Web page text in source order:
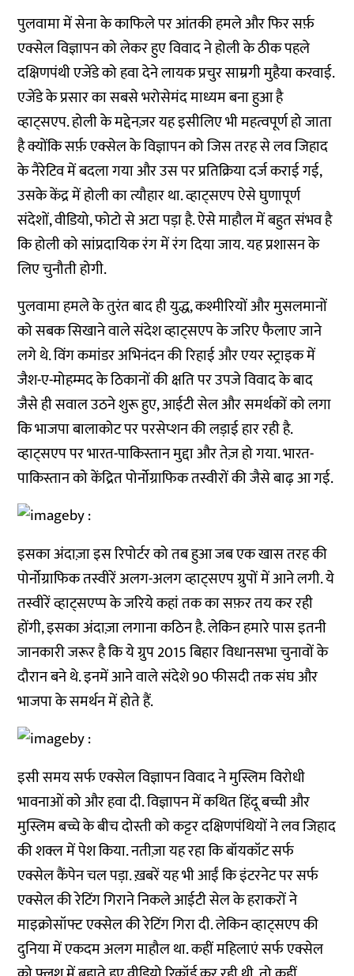
पुलवामा में सेना के काफिले पर आंतकी हमले और फिर सर्फ़
एक्सेल विज्ञापन को लेकर हुए विवाद ने होली के ठीक पहले
दक्षिणपंथी एजेंडे को हवा देने लायक प्रचुर साम्रगी मुहैया करवाई.
एजेंडे के प्रसार का सबसे भरोसेमंद माध्यम बना हुआ है
व्हाट्सएप. होली के मद्देनज़र यह इसीलिए भी महत्वपूर्ण हो जाता
है क्योंकि सर्फ़ एक्सेल के विज्ञापन को जिस तरह से लव जिहाद
के नैरेटिव में बदला गया और उस पर प्रतिक्रिया दर्ज कराई गई,
उसके केंद्र में होली का त्यौहार था. व्हाट्सएप ऐसे घुणापूर्ण
संदेशों, वीडियो, फोटो से अटा पड़ा है. ऐसे माहौल में बहुत संभव है
कि होली को सांप्रदायिक रंग में रंग दिया जाय. यह प्रशासन के
लिए चुनौती होगी.
पुलवामा हमले के तुरंत बाद ही युद्ध, कश्मीरियों और मुसलमानों
को सबक सिखाने वाले संदेश व्हाट्सएप के जरिए फैलाए जाने
लगे थे. विंग कमांडर अभिनंदन की रिहाई और एयर स्ट्राइक में
जैश-ए-मोहम्मद के ठिकानों की क्षति पर उपजे विवाद के बाद
जैसे ही सवाल उठने शुरू हुए, आईटी सेल और समर्थकों को लगा
कि भाजपा बालाकोट पर परसेप्शन की लड़ाई हार रही है.
व्हाट्सएप पर भारत-पाकिस्तान मुद्दा और तेज़ हो गया. भारत-
पाकिस्तान को केंद्रित पोर्नोग्राफिक तस्वीरों की जैसे बाढ़ आ गई.
इसका अंदाज़ा इस रिपोर्टर को तब हुआ जब एक खास तरह की
पोर्नोग्राफिक तस्वीरें अलग-अलग व्हाट्सएप ग्रुपों में आने लगी. ये
तस्वीरें व्हाट्सएप्प के जरिये कहां तक का सफ़र तय कर रही
होंगी, इसका अंदाज़ा लगाना कठिन है. लेकिन हमारे पास इतनी
जानकारी जरूर है कि ये ग्रुप 2015 बिहार विधानसभा चुनावों के
दौरान बने थे. इनमें आने वाले संदेशे 90 फीसदी तक संघ और
भाजपा के समर्थन में होते हैं.
इसी समय सर्फ एक्सेल विज्ञापन विवाद ने मुस्लिम विरोधी
भावनाओं को और हवा दी. विज्ञापन में कथित हिंदू बच्ची और
मुस्लिम बच्चे के बीच दोस्ती को कट्टर दक्षिणपंथियों ने लव जिहाद
की शक्ल में पेश किया. नतीज़ा यह रहा कि बॉयकॉट सर्फ
एक्सेल कैंपेन चल पड़ा. ख़बरें यह भी आईं कि इंटरनेट पर सर्फ
एक्सेल की रेटिंग गिराने निकले आईटी सेल के हराकरों ने
माइक्रोसॉफ्ट एक्सेल की रेटिंग गिरा दी. लेकिन व्हाट्सएप की
दुनिया में एकदम अलग माहौल था. कहीं महिलाएं सर्फ एक्सेल